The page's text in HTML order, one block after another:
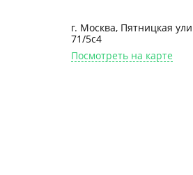
г. Москва, Пятницкая
71/5с4
Посмотреть на карте